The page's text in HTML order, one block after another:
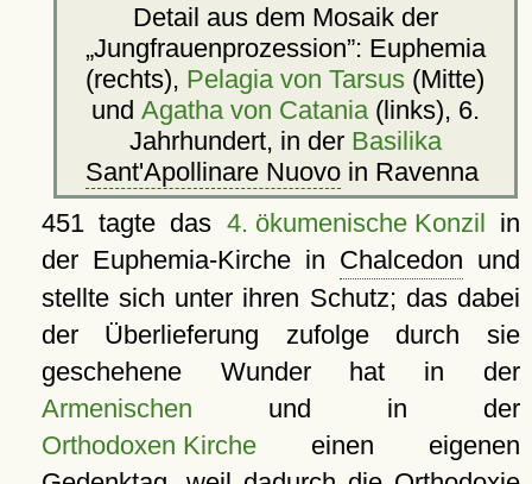
Detail aus dem Mosaik der
Jungfrauenprozession : Euphemia
(rechts), Pelagia von Tarsus (Mitte)
und Agatha von Catania(links), 6.
Jahrhundert, in der Basilika
Sant'Apollinare Nuovoin Ravenna
451 tagte das 4. ökumenische Konzil in
der Euphemia-Kirche in Chalcedon und
stellte sich unter ihren Schutz; das dabei
der Überlieferung zufolge durch sie
geschehene Wunder hat in der
Armenischen und in der
Orthodoxen Kircheeinen eigenen